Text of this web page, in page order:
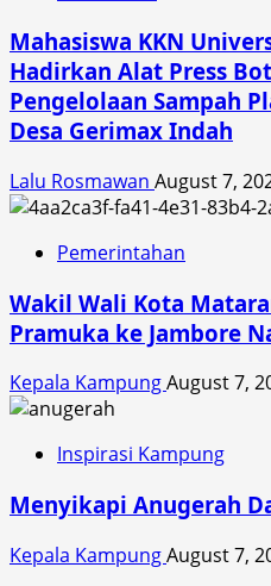
Mahasiswa KKN
Hadirkan Alat Press
Pengelolaan Sampah
Desa Gerimax Indah
Lalu Rosmawan August 7,
Pemerintahan
Wakil Wali Kota
Pramuka ke Jambore
Kepala KampungAugust 7,
Inspirasi Kampung
Menyikapi Anugerah
Kepala KampungAugust 7,